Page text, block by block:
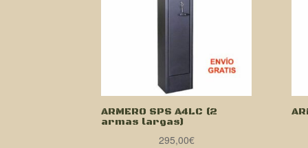
ARMERO SPS A4LC (2
armas largas)
295,00€